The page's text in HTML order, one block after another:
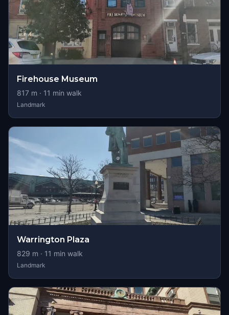
Firehouse Museum
817 m · 11 min walk
Landmark
Warrington Plaza
829 m · 11 min walk
Landmark